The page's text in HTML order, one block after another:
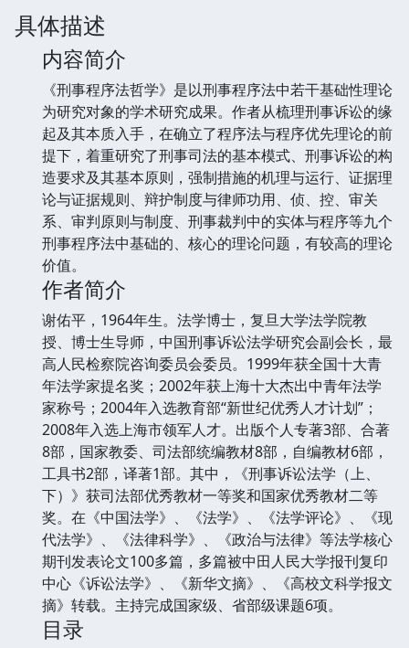
具体描述
内容简介
《刑事程序法哲学》是以刑事程序法中若干基础性理论
为研究对象的学术研究成果。作者从梳理刑事诉讼的缘
起及其本质入手，在确立了程序法与程序优先理论的前
提下，着重研究了刑事司法的基本模式、刑事诉讼的构
造要求及其基本原则，强制措施的机理与运行、证据理
论与证据规则、辩护制度与律师功用、侦、控、审关
系、审判原则与制度、刑事裁判中的实体与程序等九个
刑事程序法中基础的、核心的理论问题，有较高的理论
价值。
作者简介
谢佑平，1964年生。法学博士，复旦大学法学院教
授、博士生导师，中国刑事诉讼法学研究会副会长，最
高人民检察院咨询委员会委员。1999年获全国十大青
年法学家提名奖；2002年获上海十大杰出中青年法学
家称号；2004年入选教育部“新世纪优秀人才计划”；
2008年入选上海市领军人才。出版个人专著3部、合著
8部，国家教委、司法部统编教材8部，自编教材6部，
工具书2部，译著1部。其中，《刑事诉讼法学（上、
下）》获司法部优秀教材一等奖和国家优秀教材二等
奖。在《中国法学》、《法学》、《法学评论》、《现
代法学》、《法律科学》、《政治与法律》等法学核心
期刊发表论文100多篇，多篇被中田人民大学报刊复印
中心《诉讼法学》、《新华文摘》、《高校文科学报文
摘》转载。主持完成国家级、省部级课题6项。
目录